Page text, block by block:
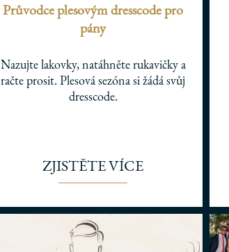
Průvodce plesovým dresscode pro
pány
Nazujte lakovky, natáhněte rukavičky a
račte prosit. Plesová sezóna si žádá svůj
dresscode.
ZJISTĚTE VÍCE